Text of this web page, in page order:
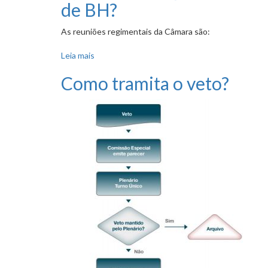
de BH?
As reuniões regimentais da Câmara são:
Leia mais
Como tramita o veto?